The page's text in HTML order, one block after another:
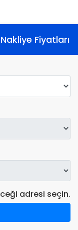
Fiyatları
adresi seçin.